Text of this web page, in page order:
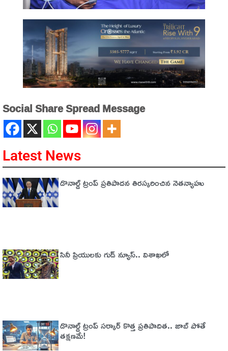
Social Share Spread Message
Latest News
డొనాల్డ్ ట్రంప్ ప్రతిపాదన తిరస్కరించిన నెతన్యాహు
సినీ ప్రియులకు గుడ్ న్యూస్.. విశాఖలో
డొనాల్డ్ ట్రంప్‌ సర్కార్‌ కొత్త ప్రతిపాదిత.. జాబ్‌ పోతే
తక్షణమే!